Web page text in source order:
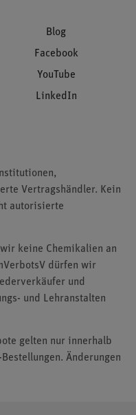
Blog
Facebook
YouTube
LinkedIn
Vertragshändler. Kein
autorisierte
keine Chemikalien an
dürfen wir
und
und Lehranstalten
gelten nur innerhalb
Änderungen